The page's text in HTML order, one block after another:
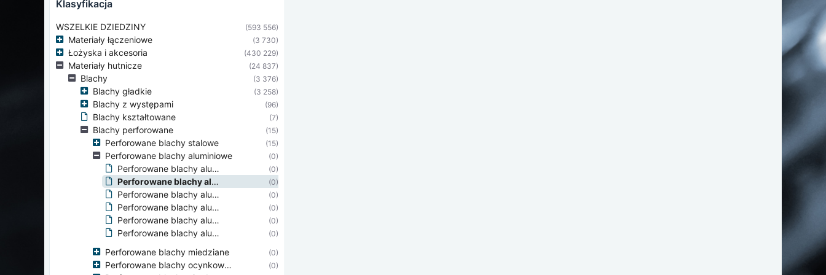
klasyfikacja
WSZELKIE DZIEDZINY (593 556)
Materiały łączeniowe (3 730)
Łożyska i akcesoria (430 229)
Materiały hutnicze (24 837)
Blachy (3 376)
Blachy gładkie (3 258)
Blachy z występami (96)
Blachy kształtowane (7)
Blachy perforowane (15)
Perforowane blachy stalowe (15)
Perforowane blachy aluminiowe (0)
Perforowane blachy aluminiowe Lg (0)
Perforowane blachy aluminiowe Lv (0)
Perforowane blachy aluminiowe Qg (0)
Perforowane blachy aluminiowe Qv (0)
Perforowane blachy aluminiowe Rg (0)
Perforowane blachy aluminiowe Rv (0)
Perforowane blachy miedziane (0)
Perforowane blachy ocynkowane (0)